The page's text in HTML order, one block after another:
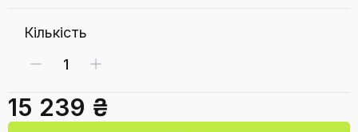
Кількість
15 239 ₴